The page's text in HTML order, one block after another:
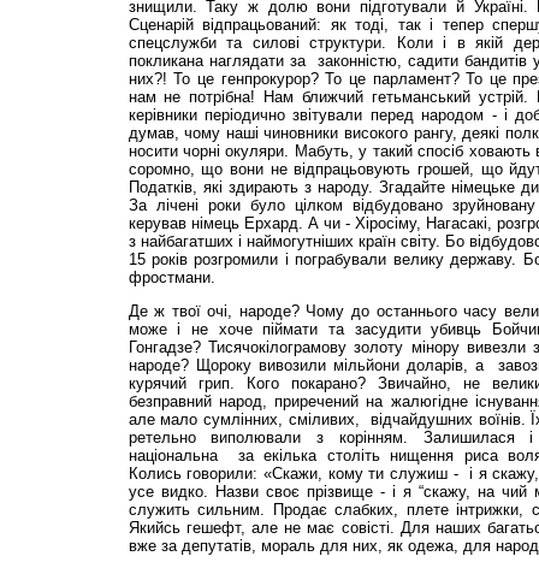
знищили. Таку ж долю вони підготували й Україні.
Сценарій відпрацьований: як тоді, так і тепер
спецслужби та силові структури. Коли і в якій
покликана наглядати за законністю, садити бандитів
них?! То це генпрокурор? То це парламент? То це
нам не потрібна! Нам ближчий гетьманський устрій.
керівники періодично звітували перед народом - і
думав, чому наші чиновники високого рангу, деякі
носити чорні окуляри. Мабуть, у такий спосіб ховають
соромно, що вони не відпрацьовують грошей, що
Податків, які здирають з народу. Згадайте німецьке
За лічені роки було цілком відбудовано
керував німець Ерхард. А чи - Хіросіму, Нагасакі,
з найбагатших і наймогутніших країн світу. Бо
15 років розгромили і пограбували велику державу.
фростмани.
Де ж твої очі, народе? Чому до останнього часу
може і не хоче піймати та засудити убивць
Гонгадзе? Тисячокілограмову золоту мінору
народе? Щороку вивозили мільйони доларів, а
курячий грип. Кого покарано? Звичайно, не
безправний народ, приречений на жалюгідне
але мало сумлінних, сміливих, відчайдушних воїнів.
ретельно виполювали з корінням. Залишилася
національна за екілька століть нищення риса
Колись говорили: «Скажи, кому ти служиш - і я
усе видко. Назви своє прізвище - і я “скажу, на
служить сильним. Продає слабких, плете інтрижки,
Якийсь гешефт, але не має совісті. Для наших
вже за депутатів, мораль для них, як одежа, для